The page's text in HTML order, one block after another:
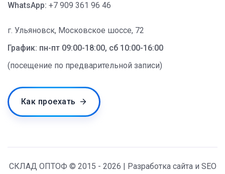
WhatsApp: +7 909 361 96 46
г. Ульяновск, Московское шоссе, 72
График: пн-пт 09:00-18:00, сб 10:00-16:00
(посещение по предварительной записи)
Как проехать
СКЛАД ОПТОФ © 2015 - 2026 | Разработка сайта и SEO